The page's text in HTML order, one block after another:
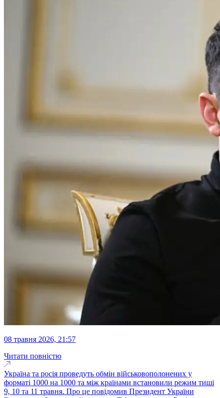
08 травня 2026, 21:57
Читати повністю
Україна та росія проведуть обмін військовополонених у
форматі 1000 на 1000 та між країнами встановили режим тиші
9, 10 та 11 травня. Про це повідомив Президент України